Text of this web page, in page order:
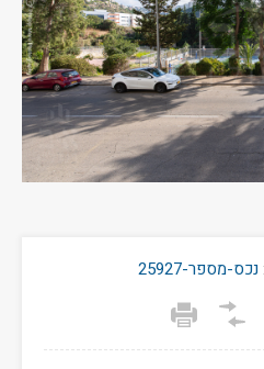
נכס-מספר-25927